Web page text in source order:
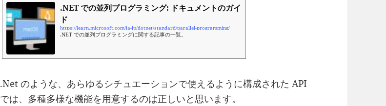
.NET での並列プログラミング: ドキュメントのガイ
ド
https://learn.microsoft.com/ja-jp/dotnet/standard/parallel-programming/
.NET での並列プログラミングに関する記事の一覧。
.Net のような、あらゆるシチュエーションで使えるように構成された API
では、多種多様な機能を用意するのは正しいと思います。